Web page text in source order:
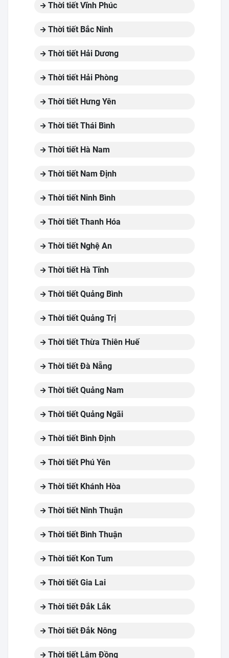
Thời tiết Vĩnh Phúc
Thời tiết Bắc Ninh
Thời tiết Hải Dương
Thời tiết Hải Phòng
Thời tiết Hưng Yên
Thời tiết Thái Bình
Thời tiết Hà Nam
Thời tiết Nam Định
Thời tiết Ninh Bình
Thời tiết Thanh Hóa
Thời tiết Nghệ An
Thời tiết Hà Tĩnh
Thời tiết Quảng Bình
Thời tiết Quảng Trị
Thời tiết Thừa Thiên Huế
Thời tiết Đà Nẵng
Thời tiết Quảng Nam
Thời tiết Quảng Ngãi
Thời tiết Bình Định
Thời tiết Phú Yên
Thời tiết Khánh Hòa
Thời tiết Ninh Thuận
Thời tiết Bình Thuận
Thời tiết Kon Tum
Thời tiết Gia Lai
Thời tiết Đắk Lắk
Thời tiết Đắk Nông
Thời tiết Lâm Đồng